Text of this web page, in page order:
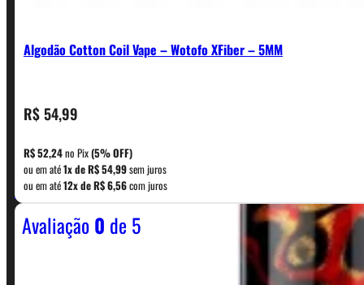
Algodão Cotton Coil Vape – Wotofo XFiber – 5MM
R$54,99
R$52,24no Pix(5% OFF)
ou em até1x deR$54,99sem juros
ou em até12x deR$6,56com juros
Avaliação0 de 5
CONTATO
WhatsApp: (11) 5229-0120
Política de Horario e Fretes